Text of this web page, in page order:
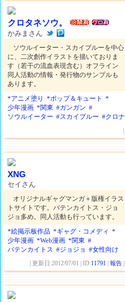
クロタネソウ。
かみまさん
ソウルイーター・スカイブルーを中心
に、二次創作イラストを描いておりま
す（若干の流血表現含む）オフライン
同人活動の情報・発行物のサンプルも
あります。
*アニメ塗り
*ポップ＆キュート
*
少年漫画 *関東 #ガンガン #
ソウルイーター #スカイブルー #クロナ
XNG
セイさん
オリジナルギャグマンガ＋版権イラス
トサイトです。バテンカイトス・ジョ
ジョ多め。同人活動も行っています。
*絵掲示板作品 *ギャグ・コメディ *
少年漫画 *Web漫画 *関東 #
バテンカイトス #ジョジョ #女性向け
| 更新日:2012/07/01 | ID:11791 |報告